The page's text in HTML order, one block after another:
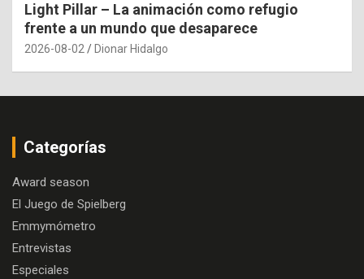
Light Pillar – La animación como refugio
frente a un mundo que desaparece
2026-08-02 Dionar Hidalgo
Categorías
Award season
El Juego de Spielberg
Emmymómetro
Entrevistas
Especiales